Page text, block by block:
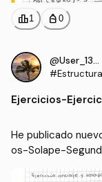
leaderboard1 personal_bag 0
Ejercicios-
He publicado
os-Solape-